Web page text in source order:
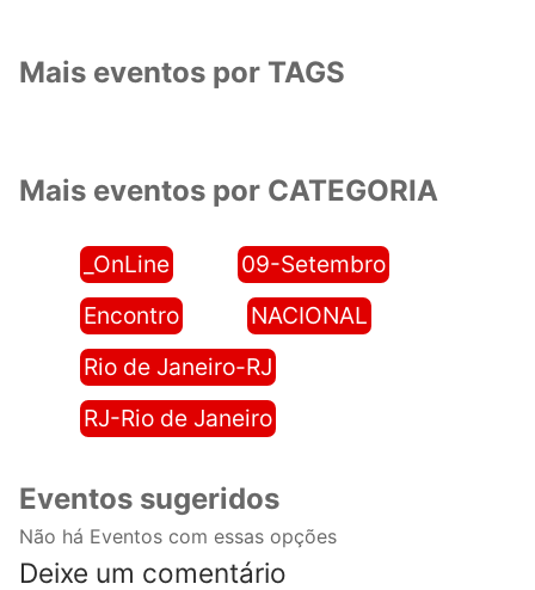
Mais eventos por TAGS
Mais eventos por CATEGORIA
_OnLine
09-Setembro
Encontro
NACIONAL
Rio de Janeiro-RJ
RJ-Rio de Janeiro
Eventos sugeridos
Não há Eventos com essas opções
Deixe um comentário